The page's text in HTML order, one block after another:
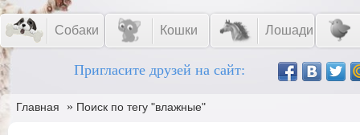
Собаки Кошки Лошади
Пригласите друзей на сайт:
Главная » Поиск по тегу "влажные"